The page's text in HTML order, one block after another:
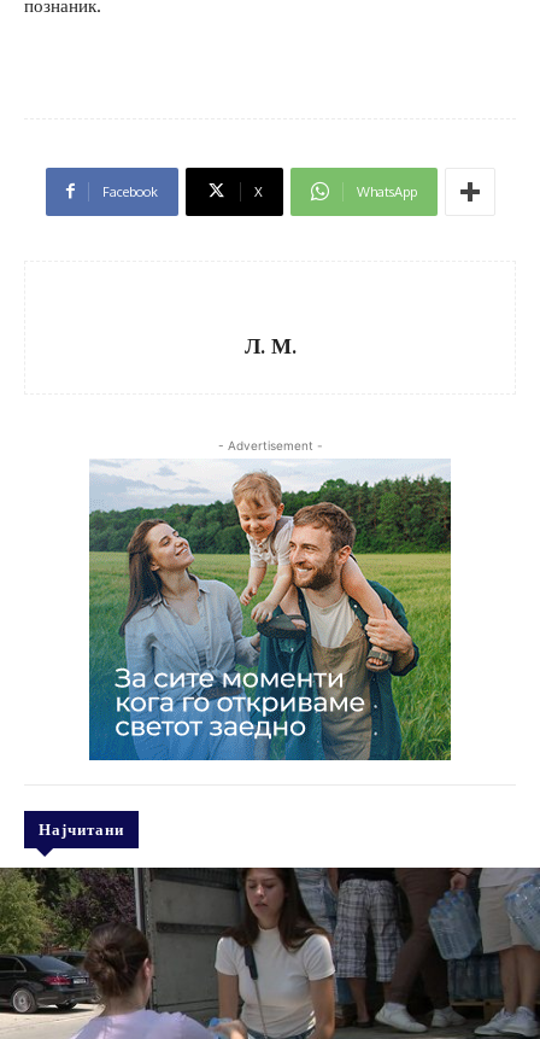
познаник.
Facebook X WhatsApp
Л. М.
- Advertisement -
Најчитани